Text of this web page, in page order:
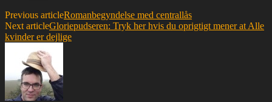
Previous articleRomanbegyndelse med centrallås
Next articleGloriepudseren: Tryk her hvis du oprigtigt mener at Alle
kvinder er dejlige